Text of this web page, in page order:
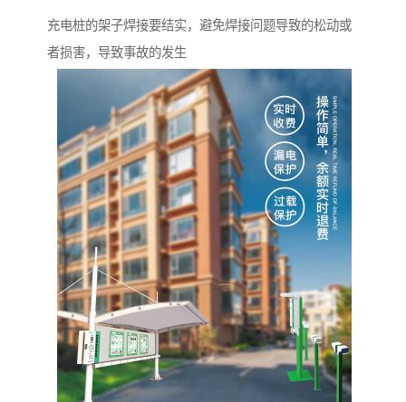
充电桩的架子焊接要结实，避免焊接问题导致的松动或
者损害，导致事故的发生